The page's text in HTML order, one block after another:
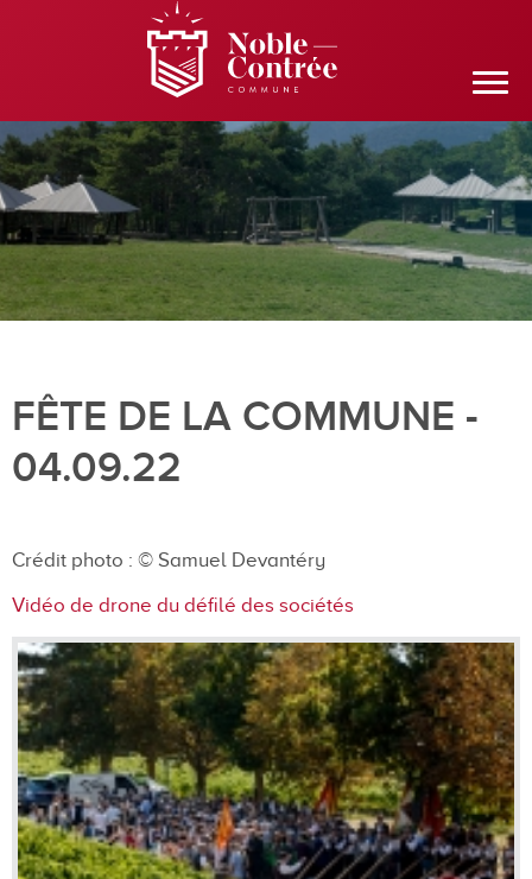
FÊTE DE LA COMMUNE -
04.09.22
Crédit photo : © Samuel Devantéry
Vidéo de drone du défilé des sociétés